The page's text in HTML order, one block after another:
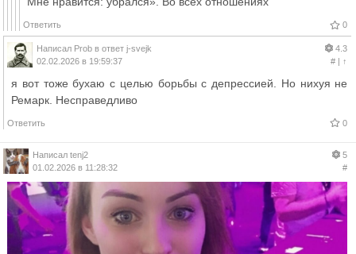
Ответить 0
Написал Prob в ответ j-svejk
02.02.2026 в 19:59:37
4.3
#| ↑
я вот тоже бухаю с целью борьбы с депрессией. Но нихуя не
Ремарк. Несправедливо
Ответить 0
Написал tenj2
01.02.2026 в 11:28:32
5
#